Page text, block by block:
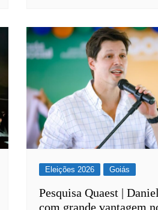
Eleições 2026 Goiás
Pesquisa Quaest |
com grande vantagem